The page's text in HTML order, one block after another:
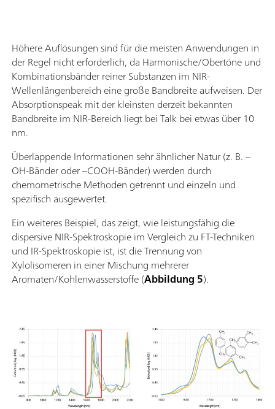
Höhere Auflösungen sind für die meisten Anwendungen in
der Regel nicht erforderlich, da Harmonische/Obertöne und
Kombinationsbänder reiner Substanzen im NIR-
Wellenlängenbereich eine große Bandbreite aufweisen. Der
Absorptionspeak mit der kleinsten derzeit bekannten
Bandbreite im NIR-Bereich liegt bei Talk bei etwas über 10
nm.
Überlappende Informationen sehr ähnlicher Natur (z. B. –
OH-Bänder oder –COOH-Bänder) werden durch
chemometrische Methoden getrennt und einzeln und
spezifisch ausgewertet.
Ein weiteres Beispiel, das zeigt, wie leistungsfähig die
dispersive NIR-Spektroskopie im Vergleich zu FT-Techniken
und IR-Spektroskopie ist, ist die Trennung von
Xylolisomeren in einer Mischung mehrerer
Aromaten/Kohlenwasserstoffe (Abbildung 5).